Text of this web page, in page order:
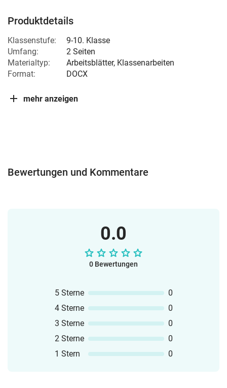
Produktdetails
Klassenstufe:
9-10. Klasse
Umfang:
2 Seiten
Materialtyp:
Arbeitsblätter, Klassenarbeiten
Format:
DOCX
mehr anzeigen
Bewertungen und Kommentare
0.0
0 Bewertungen
5 Sterne
0
4 Sterne
0
3 Sterne
0
2 Sterne
0
1 Stern
0